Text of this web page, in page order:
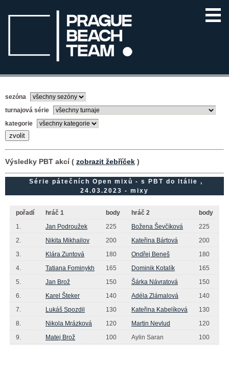
sezóna
turnajová série
kategorie
Výsledky PBT akcí ( zobrazit žebříček )
Série pátečních Open mixů - s PBT do Itálie ,
24.03.2023 - mixy
pořadí hráč 1 body hráč 2
body
1.
Jan Podroužek 225 Božena Ševčíková
225
2.
Nikita Mikhailov 200 Kateřina Bártová
200
3.
Klára Zuntová 180 Ondřej Beneš
180
4.
Tatiana Fominykh 165 Dominik Kotalík
165
5.
Jan Brož 150 Šárka Návratová
150
6.
Karel Šteker 140 Adéla Zlámalová
140
7.
Lukáš Spozdil 130 Kateřina Kabelíková
130
8.
Nikola Mrázková 120 Martin Nevlud
120
9.
Matej Brož 100 Aylin Saran 100